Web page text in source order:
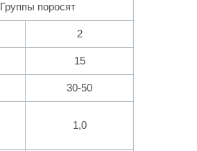
Группы поросят
2
15
30-50
1,0